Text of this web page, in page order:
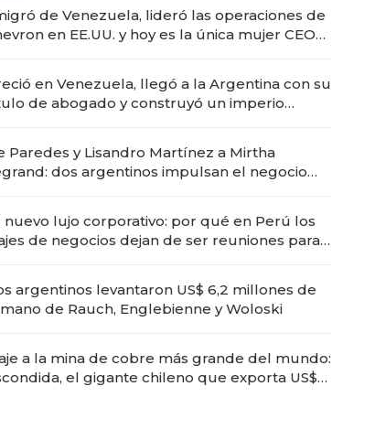
de Venezuela, lideró las operaciones de
en EE.UU. y hoy es la única mujer CEO
en Venezuela, llegó a la Argentina con su
de abogado y construyó un imperio
Paredes y Lisandro Martínez a Mirtha
dos argentinos impulsan el negocio
nuevo lujo corporativo: por qué en Perú los
de negocios dejan de ser reuniones para
argentinos levantaron US$ 6,2 millones de
de Rauch, Englebienne y Woloski
a la mina de cobre más grande del mundo:
el gigante chileno que exporta US$